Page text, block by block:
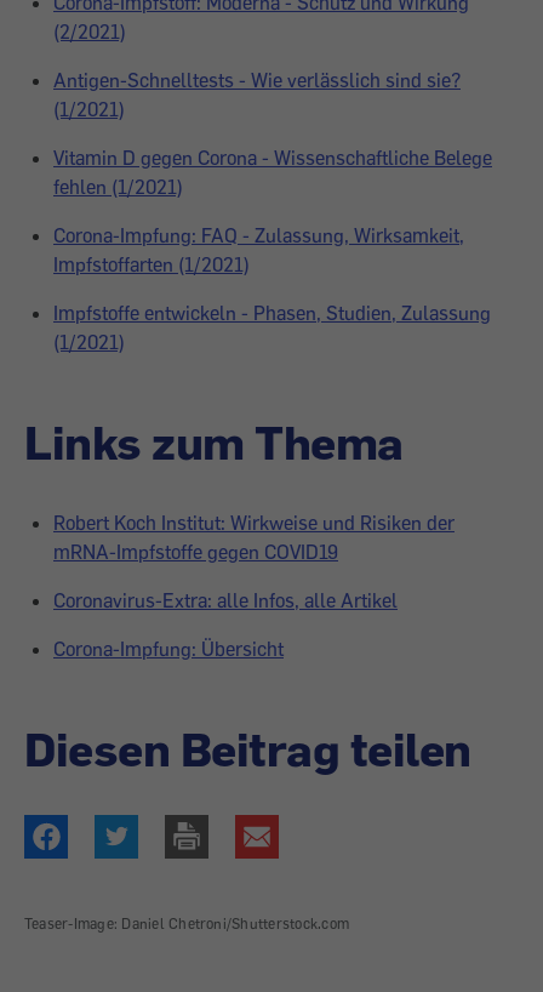
(2/2021)
Antigen-Schnelltests - Wie verlässlich sind sie?
(1/2021)
Vitamin D gegen Corona - Wissenschaftliche Belege
fehlen (1/2021)
Corona-Impfung: FAQ - Zulassung, Wirksamkeit,
Impfstoffarten (1/2021)
Impfstoffe entwickeln - Phasen, Studien, Zulassung
(1/2021)
Links zum Thema
Robert Koch Institut: Wirkweise und Risiken der
mRNA-Impfstoffe gegen COVID19
Coronavirus-Extra: alle Infos, alle Artikel
Corona-Impfung: Übersicht
Diesen Beitrag teilen
Teaser-Image: Daniel Chetroni/Shutterstock.com